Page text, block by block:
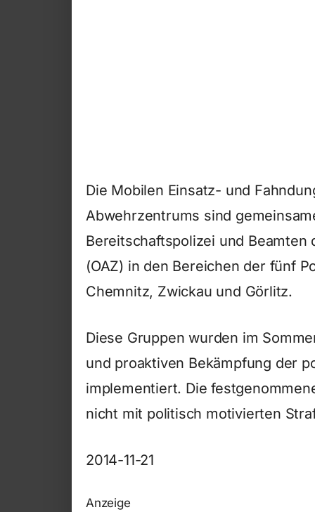
Die Mobilen Einsatz- und
Abwehrzentrums sind
Bereitschaftspolizei und
(OAZ) in den Bereichen der fünf
Chemnitz, Zwickau und Görlitz.
Diese Gruppen wurden im
und proaktiven Bekämpfung der
implementiert. Die
nicht mit politisch motivierten
2014-11-21
Anzeige